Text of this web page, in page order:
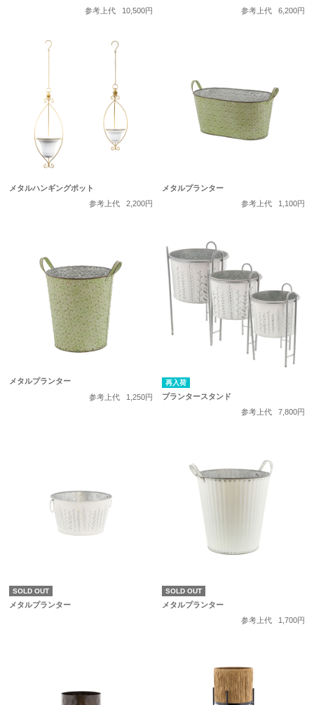
参考上代
10,500円
参考上代
6,200円
メタルハンギングポット
参考上代
2,200円
メタルプランター
参考上代
1,100円
メタルプランター
参考上代
1,250円
再入荷
プランタースタンド
参考上代
7,800円
SOLD OUT
メタルプランター
SOLD OUT
メタルプランター
参考上代
1,700円